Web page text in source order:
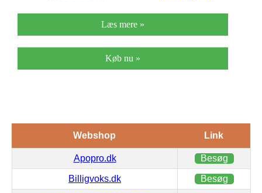
Læs mere »
Køb nu »
Webshop Link
Apopro.dk Besøg
Billigvoks.dk Besøg